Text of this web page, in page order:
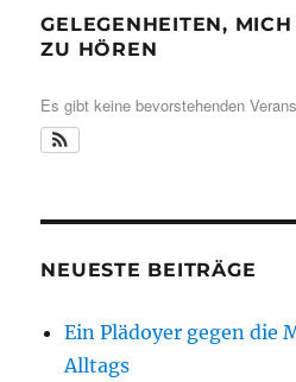
GELEGENHEITEN,
ZU HÖREN
Es gibt keine bevorstehenden
NEUESTE BEITRÄGE
Ein Plädoyer gegen die
Alltags